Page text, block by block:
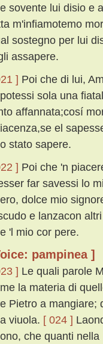
sovente lui disio e
m'infiamotemo
sostegno per lui
assapere.
] Poi che di lui,
sola una
affannata;cosí
el
stato sapere.
] Poi che 'n
far savessi lo
dolce mio
e lanzacon
'l mio cor pere.
pampinea ]
] Le quali parole
la materia di
Pietro a mangiare;
viuola. [ 024 ]
che quanti